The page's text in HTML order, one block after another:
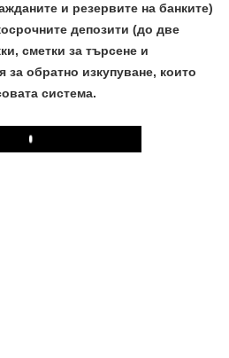
и резервите на банките)
депозити (до две
сметки за търсене и
за обратно изкупуване, които
система.
Play